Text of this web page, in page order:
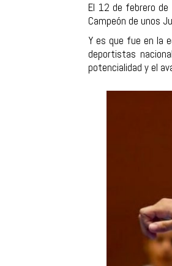
El 12 de febrero
Campeón de unos
Y es que fue en la
deportistas
potencialidad y el